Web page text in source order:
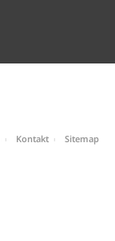
Kontakt Sitemap